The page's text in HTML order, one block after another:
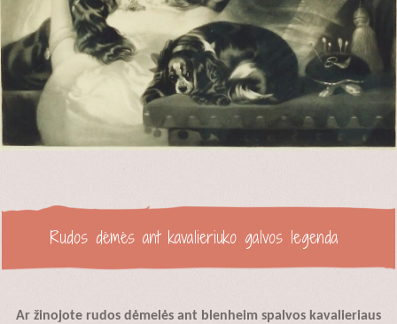
Rudos dėmės ant kavalieriuko galvos legenda
Ar žinojote rudos dėmelės ant blenheim spalvos kavalieriaus